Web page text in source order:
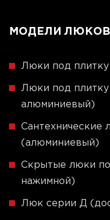
МОДЕЛИ ЛЮКОВ
Люки под плитку
Люки под плитку
алюминиевый)
Сантехнические
(алюминиевый)
Скрытые люки
нажимной)
Люк серии Д